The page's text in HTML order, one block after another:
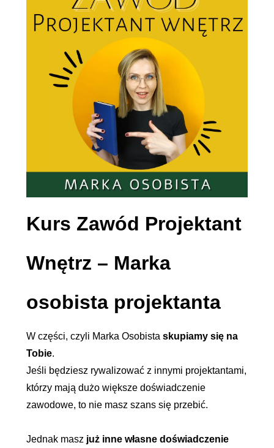
Kurs Zawód Projektant
Wnętrz – Marka
osobista projektanta
W części, czyli Marka Osobista skupiamy się na
Tobie.
Jeśli będziesz rywalizować z innymi projektantami,
którzy mają dużo większe doświadczenie
zawodowe, to nie masz szans się przebić.
Jednak masz już inne własne doświadczenie